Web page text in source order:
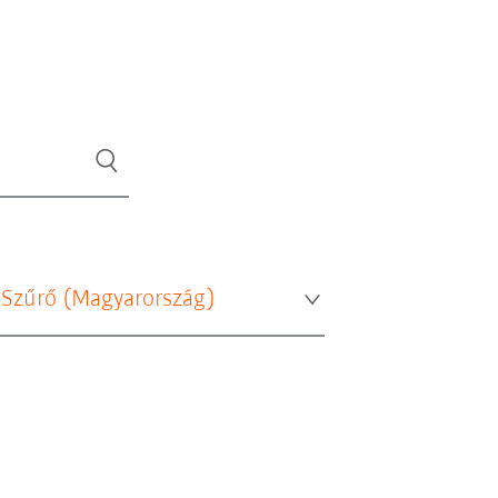
( Magyarország )